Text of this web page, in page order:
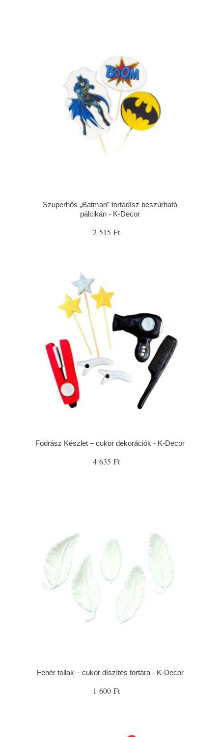
Szuperhős „Batman” tortadísz beszúrható
pálcikán - K-Decor
2 515 Ft
Fodrász Készlet – cukor dekorációk - K-Decor
4 635 Ft
Fehér tollak – cukor díszítés tortára - K-Decor
1 600 Ft